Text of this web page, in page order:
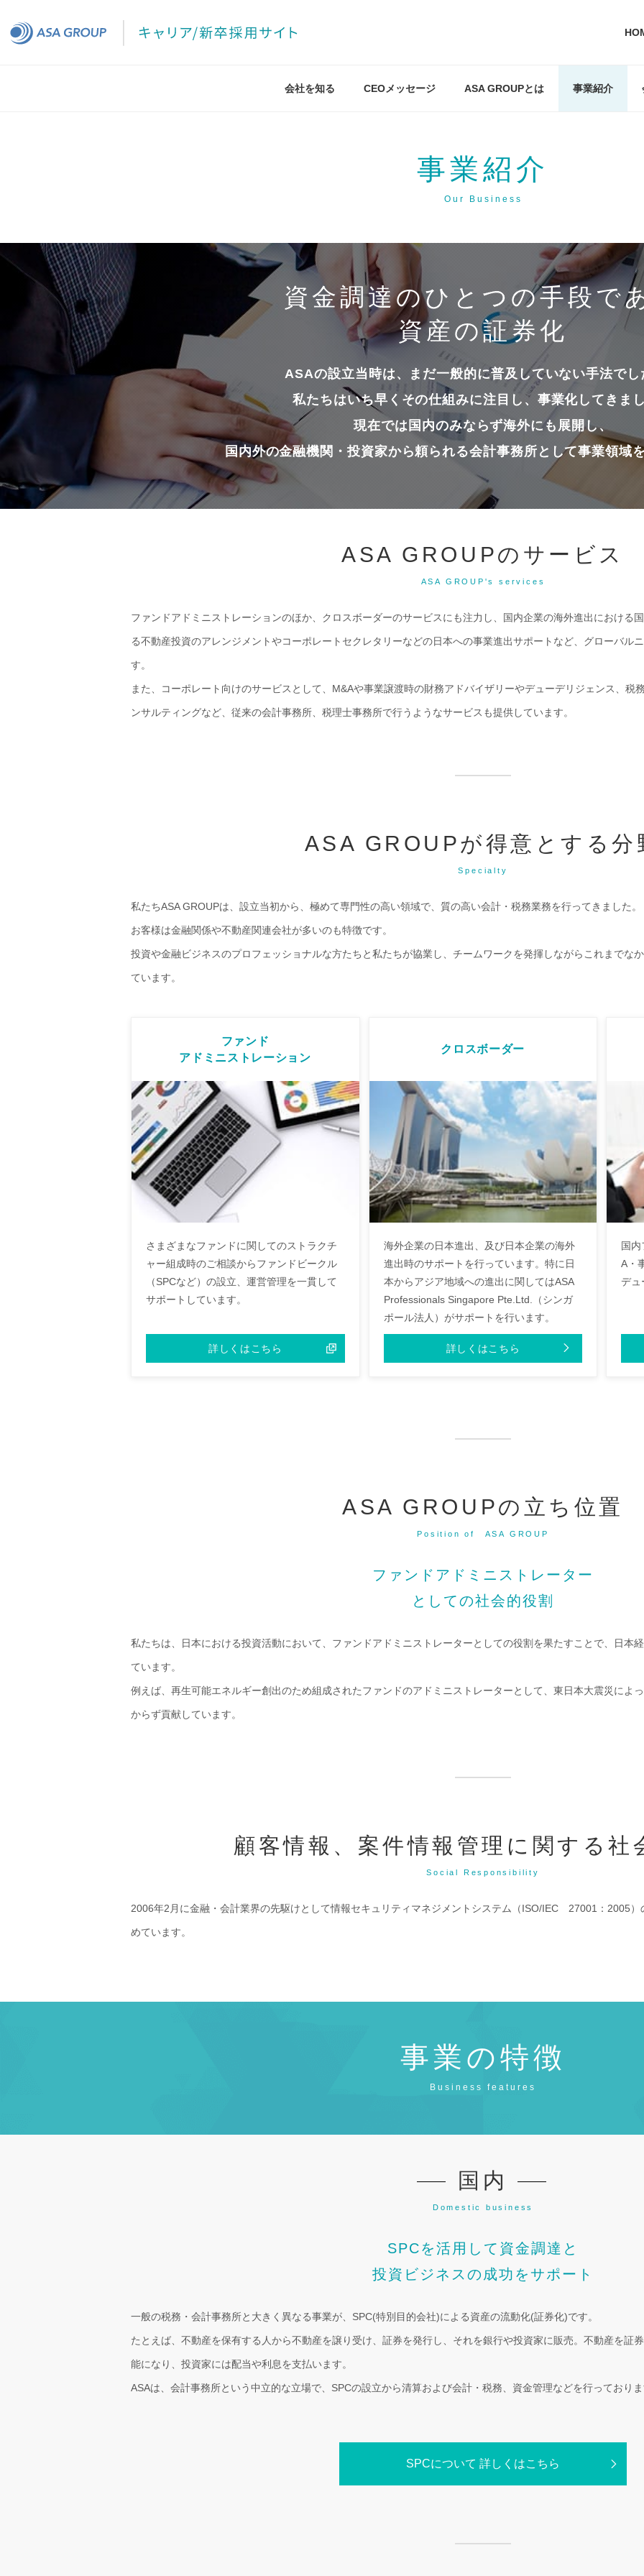
会社を知る CEOメッセージ ASA GROUPとは 事業紹介
事業紹介
Our Business
資金調達のひとつの手段で
資産の証券化
ASAの設立当時は、まだ一般的に普及していない手法でし
私たちはいち早くその仕組みに注目し、事業化してきま
現在では国内のみならず海外にも展開し、
国内外の金融機関・投資家から頼られる会計事務所として事業領域
ASA GROUPのサービス
ASA GROUP's services
ファンドアドミニストレーションのほか、クロスボーダーのサービスにも注力し、国内企業の海外進出における
る不動産投資のアレンジメントやコーポレートセクレタリーなどの日本への事業進出サポートなど、グローバル
す。
また、コーポレート向けのサービスとして、M&Aや事業譲渡時の財務アドバイザリーやデューデリジェンス、税
ンサルティングなど、従来の会計事務所、税理士事務所で行うようなサービスも提供しています。
ASA GROUPが得意とする分
Specialty
私たちASA GROUPは、設立当初から、極めて専門性の高い領域で、質の高い会計・税務業務を行ってきました。
お客様は金融関係や不動産関連会社が多いのも特徴です。
投資や金融ビジネスのプロフェッショナルな方たちと私たちが協業し、チームワークを発揮しながらこれまでな
ています。
ファンド
アドミニストレーション
さまざまなファンドに関してのストラクチ
ャー組成時のご相談からファンドビークル
（SPCなど）の設立、運営管理を一貫して
サポートしています。
詳しくはこちら
クロスボーダー
海外企業の日本進出、及び日本企業の海外
進出時のサポートを行っています。特に日
本からアジア地域への進出に関してはASA
Professionals Singapore Pte.Ltd.（シンガ
ポール法人）がサポートを行います。
詳しくはこちら
国
A・
デュ
ASA GROUPの立ち位置
Position of ASA GROUP
ファンドアドミニストレーター
としての社会的役割
私たちは、日本における投資活動において、ファンドアドミニストレーターとしての役割を果たすことで、日本
ています。
例えば、再生可能エネルギー創出のため組成されたファンドのアドミニストレーターとして、東日本大震災によ
からず貢献しています。
顧客情報、案件情報管理に関する社
Social Responsibility
2006年2月に金融・会計業界の先駆けとして情報セキュリティマネジメントシステム（ISO/IEC 27001：2005）
めています。
事業の特徴
Business features
国内
Domestic business
SPCを活用して資金調達と
投資ビジネスの成功をサポート
一般の税務・会計事務所と大きく異なる事業が、SPC(特別目的会社)による資産の流動化(証券化)です。
たとえば、不動産を保有する人から不動産を譲り受け、証券を発行し、それを銀行や投資家に販売。不動産を証
能になり、投資家には配当や利息を支払います。
ASAは、会計事務所という中立的な立場で、SPCの設立から清算および会計・税務、資金管理などを行っておりま
SPCについて 詳しくはこちら